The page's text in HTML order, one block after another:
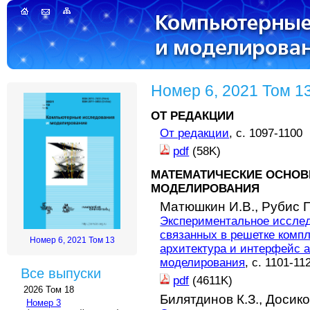
Номер 6, 2021 Том 13
Все выпуски
2026 Том 18
Номер 3
Номер 6, 2021 Том
ОТ РЕДАКЦИИ
От редакции, с. 1097-1100
pdf (58K)
МАТЕМАТИЧЕСКИЕ
МОДЕЛИРОВАНИЯ
Матюшкин И.В., Рубис
Экспериментальное
связанных в решетке
архитектура и интерфейс
моделирования, с. 1101-
pdf (4611K)
Билятдинов К.З.,